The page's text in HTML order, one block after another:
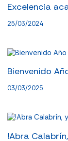
Excelencia
25/03/2024
Bienvenido
03/03/2025
!Abra